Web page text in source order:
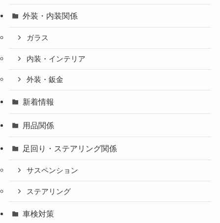
外装・内装関係
ガラス
内装・インテリア
外装・鈑金
新着情報
用品関係
足回り・ステアリング関係
サスペンション
ステアリング
車検対策